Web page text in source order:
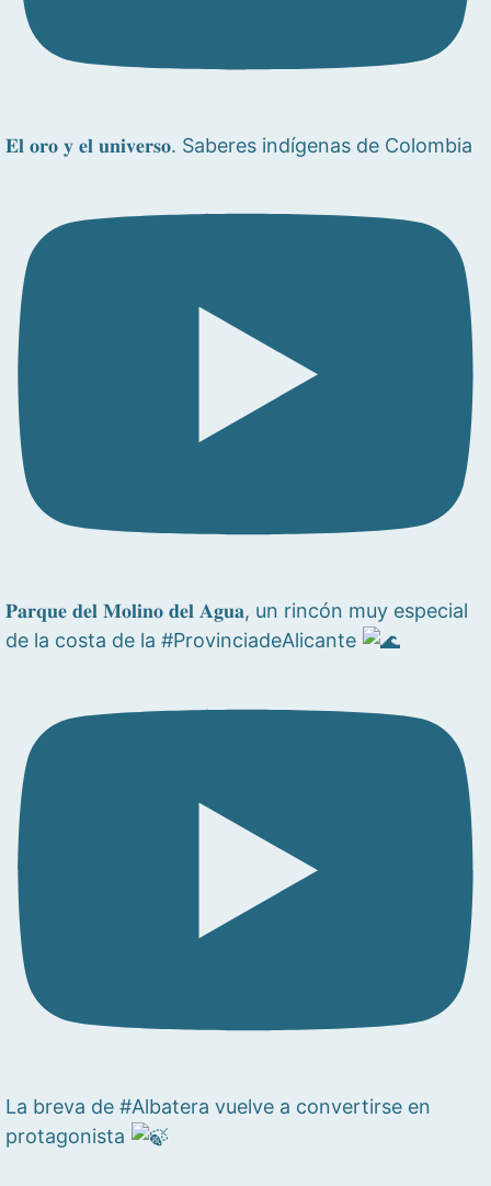
𝐄𝐥 𝐨𝐫𝐨 𝐲 𝐞𝐥 𝐮𝐧𝐢𝐯𝐞𝐫𝐬𝐨. Saberes indígenas de Colombia
𝐏𝐚𝐫𝐪𝐮𝐞 𝐝𝐞𝐥 𝐌𝐨𝐥𝐢𝐧𝐨 𝐝𝐞𝐥 𝐀𝐠𝐮𝐚, un rincón muy especial
de la costa de la #ProvinciadeAlicante
La breva de #Albatera vuelve a convertirse en
protagonista